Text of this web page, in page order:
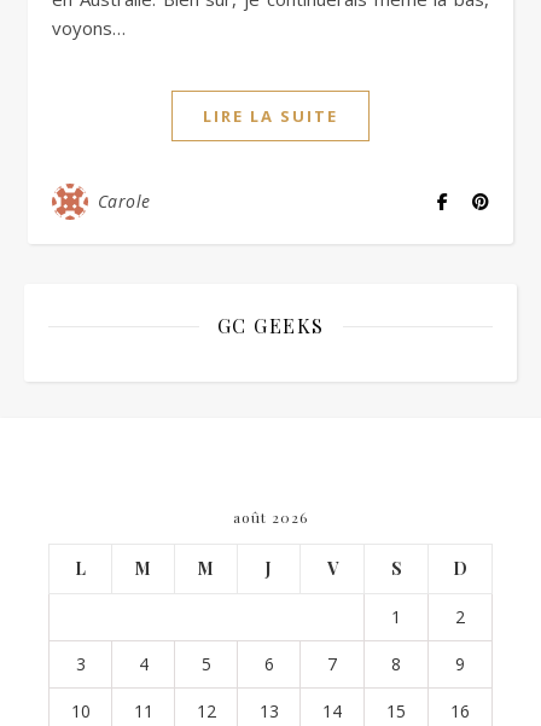
voyons…
LIRE LA SUITE
Carole
GC GEEKS
août 2026
L M M J V S D
1 2
3 4 5 6 7 8 9
10 11 12 13 14 15 16